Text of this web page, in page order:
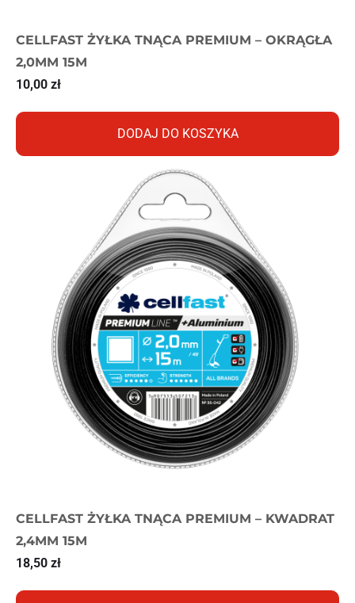
CELLFAST ŻYŁKA TNĄCA PREMIUM – OKRĄGŁA
2,0MM 15M
10,00 zł
DODAJ DO KOSZYKA
CELLFAST ŻYŁKA TNĄCA PREMIUM – KWADRAT
2,4MM 15M
18,50 zł